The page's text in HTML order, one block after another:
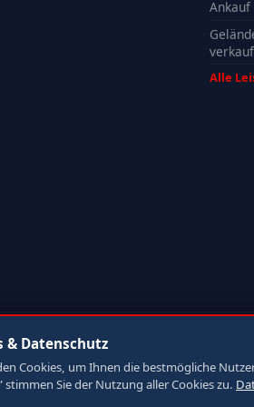
Ankauf
Alle
ADAM. Alle Rechte vorbehalten.
Jetzt anrufen
& Datenschutz
Cookies, um Ihnen die bestmögliche
stimmen Sie der Nutzung aller Cookies zu.